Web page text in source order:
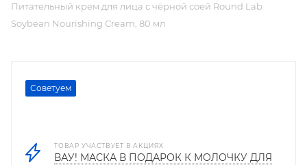
Питательный крем для лица с чёрной соей Round Lab
Soybean Nourishing Cream, 80 мл
Советуем
ТОВАР УЧАСТВУЕТ В АКЦИЯХ
ВАУ! МАСКА В ПОДАРОК К МОЛОЧКУ ДЛЯ